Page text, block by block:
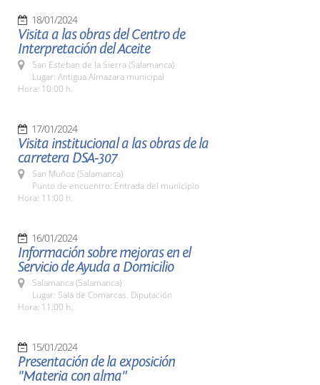
18/01/2024
Visita a las obras del Centro de
Interpretación del Aceite
San Esteban de la Sierra (Salamanca)
Lugar: Antigua Almazara municipal
Hora: 10:00 h.
17/01/2024
Visita institucional a las obras de la
carretera DSA-307
San Muñoz (Salamanca)
Punto de encuentro: Entrada del municipio
Hora: 11:00 h.
16/01/2024
Información sobre mejoras en el
Servicio de Ayuda a Domicilio
Salamanca (Salamanca)
Lugar: Sala de Comarcas. Diputación
Hora: 11:00 h.
15/01/2024
Presentación de la exposición
"Materia con alma"